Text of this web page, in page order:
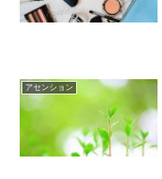
アセンション